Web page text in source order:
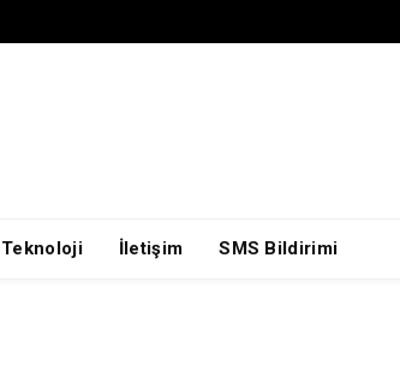
Teknoloji İletişim SMS Bildirimi